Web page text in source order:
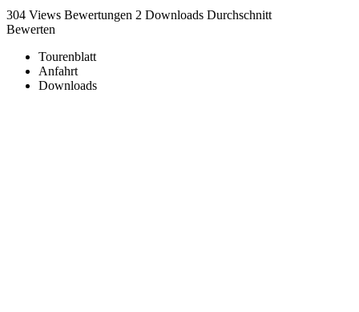
304 Views Bewertungen 2 Downloads Durchschnitt
Bewerten
Tourenblatt
Anfahrt
Downloads